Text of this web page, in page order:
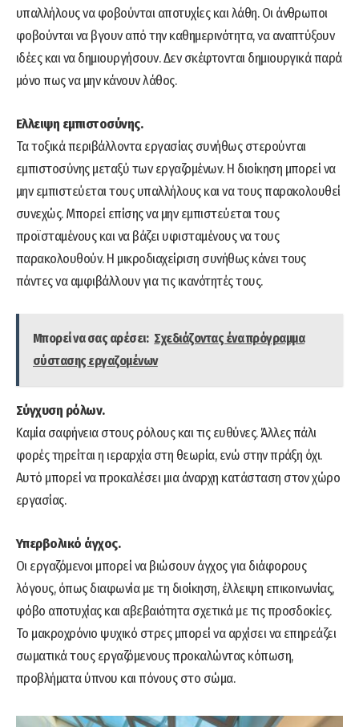
υπαλλήλους να φοβούνται αποτυχίες και λάθη. Οι άνθρωποι
φοβούνται να βγουν από την καθημερινότητα, να αναπτύξουν
ιδέες και να δημιουργήσουν. Δεν σκέφτoνται δημιουργικά παρά
μόνο πως να μην κάνουν λάθος.
Ελλειψη εμπιστοσύνης.
Τα τοξικά περιβάλλοντα εργασίας συνήθως στερούνται
εμπιστοσύνης μεταξύ των εργαζομένων. Η διοίκηση μπορεί να
μην εμπιστεύεται τους υπαλλήλους και να τους παρακολουθεί
συνεχώς. Μπορεί επίσης να μην εμπιστεύεται τους
προϊσταμένους και να βάζει υφισταμένους να τους
παρακολουθούν. Η μικροδιαχείριση συνήθως κάνει τους
πάντες να αμφιβάλλουν για τις ικανότητές τους.
Μπορεί να σας αρέσει: Σχεδιάζοντας ένα πρόγραμμα
σύστασης εργαζομένων
Σύγχυση ρόλων.
Καμία σαφήνεια στους ρόλους και τις ευθύνες. Άλλες πάλι
φορές τηρείται η ιεραρχία στη θεωρία, ενώ στην πράξη όχι.
Αυτό μπορεί να προκαλέσει μια άναρχη κατάσταση στον χώρο
εργασίας.
Υπερβολικό άγχος.
Οι εργαζόμενοι μπορεί να βιώσουν άγχος για διάφορους
λόγους, όπως διαφωνία με τη διοίκηση, έλλειψη επικοινωνίας,
φόβο αποτυχίας και αβεβαιότητα σχετικά με τις προσδοκίες.
Το μακροχρόνιο ψυχικό στρες μπορεί να αρχίσει να επηρεάζει
σωματικά τους εργαζόμενους προκαλώντας κόπωση,
προβλήματα ύπνου και πόνους στο σώμα.